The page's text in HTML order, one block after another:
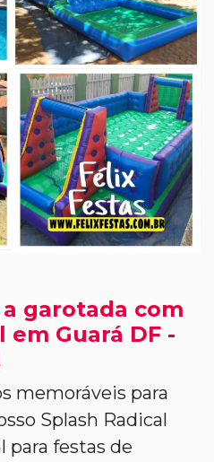
garotada com
em Guará DF -
memoráveis para
Splash Radical
para festas de